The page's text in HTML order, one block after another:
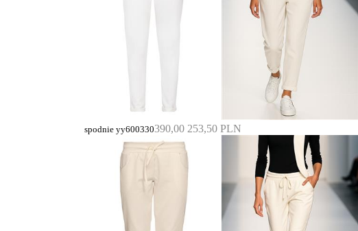
spodnie yy600330390,00 253,50 PLN